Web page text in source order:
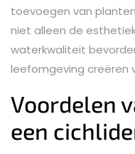
toevoegen van
niet alleen de
waterkwaliteit
leefomgeving creëren
Voordelen
een